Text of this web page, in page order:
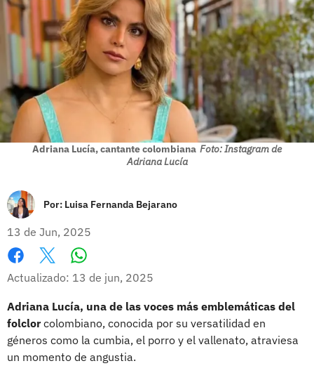
Adriana Lucía, cantante colombiana Foto: Instagram de
Adriana Lucía
Por: Luisa Fernanda Bejarano
13 de Jun, 2025
Facebook
X
Actualizado: 13 de jun, 2025
Adriana Lucía, una de las voces más emblemáticas del
folclorcolombiano, conocida por su versatilidad en
géneros como la cumbia, el porro y el vallenato, atraviesa
un momento de angustia.